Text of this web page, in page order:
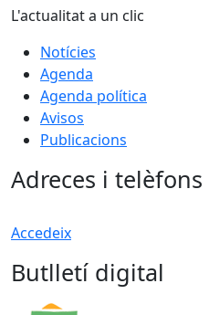
L'actualitat a un clic
Notícies
Agenda
Agenda política
Avisos
Publicacions
Adreces i telèfons
Accedeix
Butlletí digital